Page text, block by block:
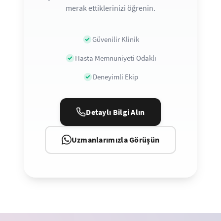
merak ettiklerinizi öğrenin.
Güvenilir Klinik
Hasta Memnuniyeti Odaklı
Deneyimli Ekip
Detaylı Bilgi Alın
Uzmanlarımızla Görüşün